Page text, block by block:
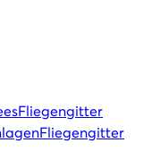
Fliegengitter
Fliegengitter